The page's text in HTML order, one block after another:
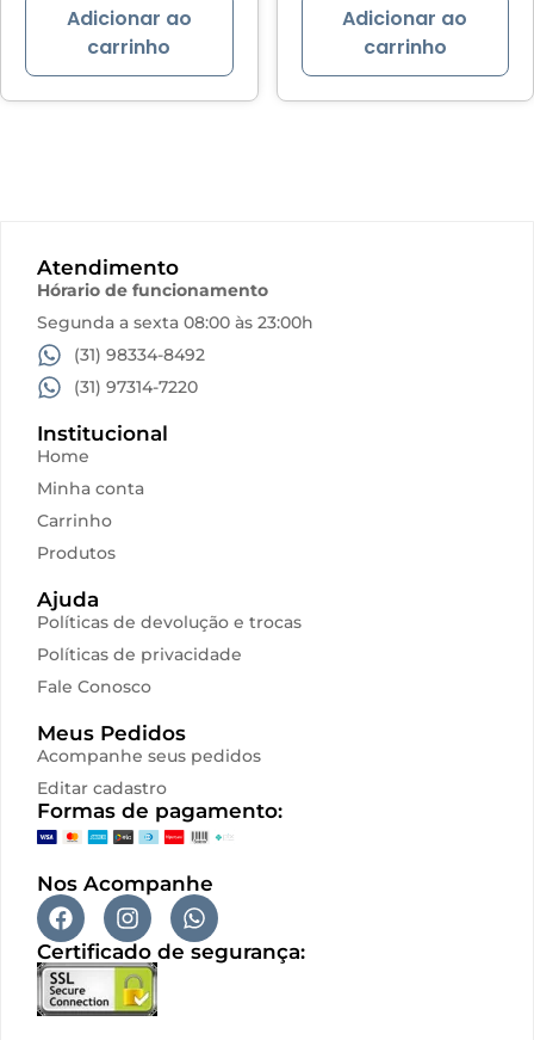
Adicionar ao
carrinho
Adicionar ao
carrinho
Atendimento
Hórario de funcionamento
Segunda a sexta 08:00 às 23:00h
(31) 98334-8492
(31) 97314-7220
Institucional
Home
Minha conta
Carrinho
Produtos
Ajuda
Políticas de devolução e trocas
Políticas de privacidade
Fale Conosco
Meus Pedidos
Acompanhe seus pedidos
Editar cadastro
Formas de pagamento:
Nos Acompanhe
Certificado de segurança: